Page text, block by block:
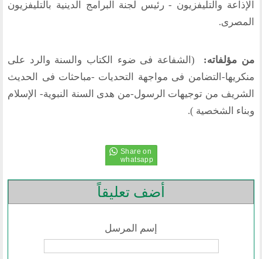
الحوار في السيرة
الحوار في الاسلام
نشاطاتنا
بيانات
رحلات
دراسات في الوسطية والتطرف والارهاب
من نحن
أقسام المنتدى
الإذاعة والتليفزيون - رئيس لجنة البرامج الدينية بالتليفزيون
المصرى.
من مؤلفاته: (الشفاعة فى ضوء الكتاب والسنة والرد على
منكريها-التضامن فى مواجهة التحديات -مباحثات فى الحديث
الشريف من توجيهات الرسول-من هدى السنة النبوية- الإسلام
وبناء الشخصية ).
أضف تعليقاً
إسم المرسل